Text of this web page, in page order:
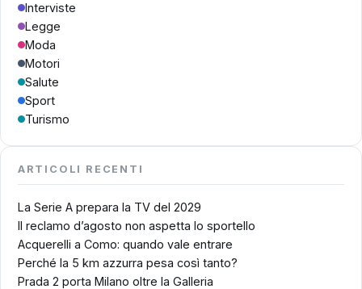
Interviste
Legge
Moda
Motori
Salute
Sport
Turismo
ARTICOLI RECENTI
La Serie A prepara la TV del 2029
Il reclamo d’agosto non aspetta lo sportello
Acquerelli a Como: quando vale entrare
Perché la 5 km azzurra pesa così tanto?
Prada 2 porta Milano oltre la Galleria